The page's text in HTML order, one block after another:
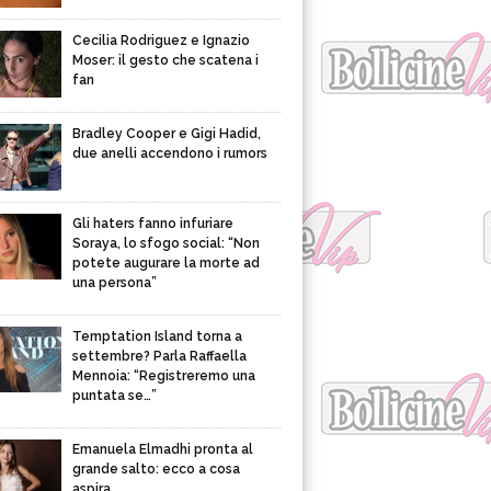
Cecilia Rodriguez e Ignazio
Moser: il gesto che scatena i
fan
Bradley Cooper e Gigi Hadid,
due anelli accendono i rumors
Gli haters fanno infuriare
Soraya, lo sfogo social: “Non
potete augurare la morte ad
una persona”
Temptation Island torna a
settembre? Parla Raffaella
Mennoia: “Registreremo una
puntata se…”
Emanuela Elmadhi pronta al
grande salto: ecco a cosa